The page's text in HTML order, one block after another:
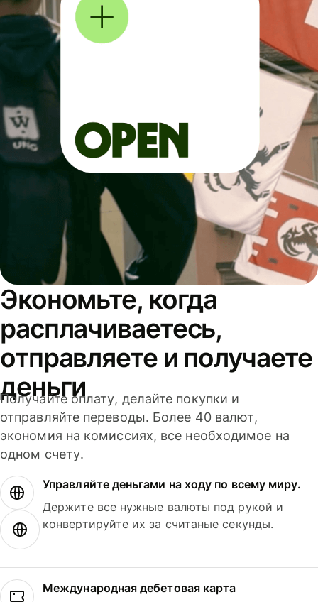
Экономьте, когда
расплачиваетесь,
отправляете и получаете
деньги
Получайте оплату, делайте покупки и
отправляйте переводы. Более 40 валют,
экономия на комиссиях, все необходимое на
одном счету.
Управляйте деньгами на ходу по всему миру.
Держите все нужные валюты под рукой и
конвертируйте их за считаные секунды.
Международная дебетовая карта